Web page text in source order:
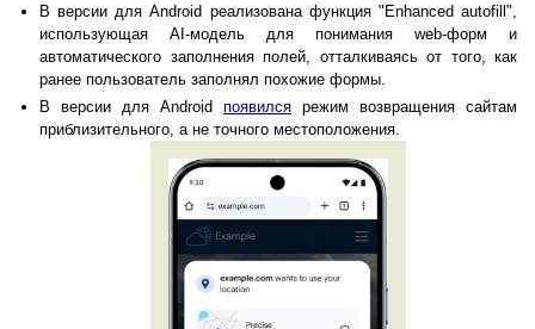
В версии для Android реализована функция "Enhanced autofill",
использующая AI-модель для понимания web-форм и
автоматического заполнения полей, отталкиваясь от того, как
ранее пользователь заполнял похожие формы.
В версии для Android появился режим возвращения сайтам
приблизительного, а не точного местоположения.